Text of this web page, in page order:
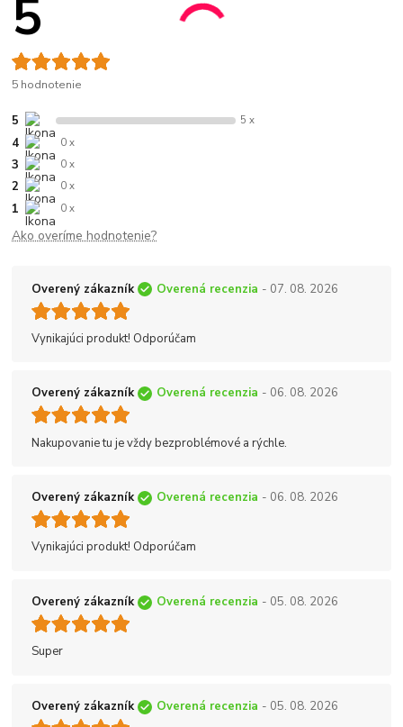
5
5 hodnotenie
5 5 x
4 0 x
3 0 x
2 0 x
1 0 x
Ako overíme hodnotenie?
Overený zákazník Overená recenzia - 07. 08. 2026
Vynikajúci produkt! Odporúčam
Overený zákazník Overená recenzia - 06. 08. 2026
Nakupovanie tu je vždy bezproblémové a rýchle.
Overený zákazník Overená recenzia - 06. 08. 2026
Vynikajúci produkt! Odporúčam
Overený zákazník Overená recenzia - 05. 08. 2026
Super
Overený zákazník Overená recenzia - 05. 08. 2026